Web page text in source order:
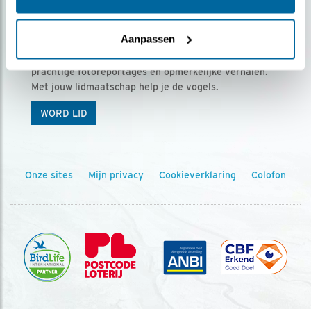
Aanpassen
Ontvang 5 x Vogels voor € 36,00 per jaar
Vogels is het tijdschrift voor onze leden, met
prachtige fotoreportages en opmerkelijke verhalen.
Met jouw lidmaatschap help je de vogels.
WORD LID
Onze sites Mijn privacy Cookieverklaring Colofon